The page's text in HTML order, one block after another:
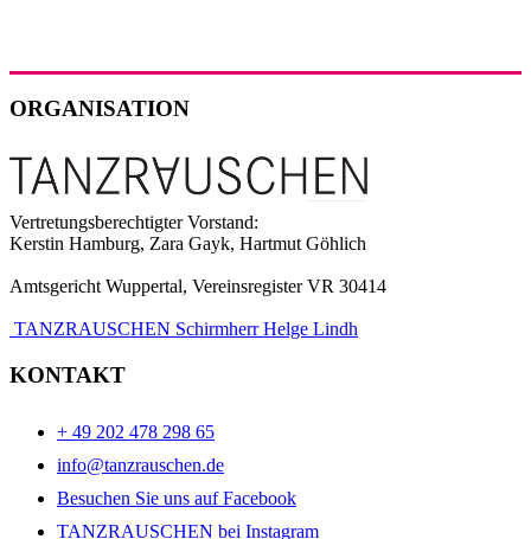
ORGANISATION
Vertretungsberechtigter Vorstand:
Kerstin Hamburg, Zara Gayk, Hartmut Göhlich
Amtsgericht Wuppertal, Vereinsregister VR 30414
TANZRAUSCHEN Schirmherr Helge Lindh
KONTAKT
+ 49 202 478 298 65
info@tanzrauschen.de
Besuchen Sie uns auf Facebook
TANZRAUSCHEN bei Instagram